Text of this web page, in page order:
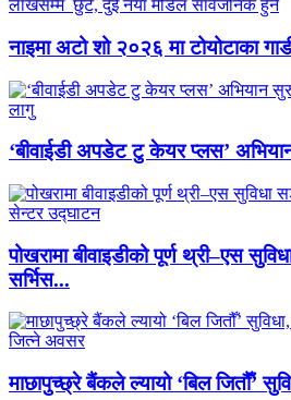
नाइमा अटो शो २०२६ मा टोयोटाका
‘बीवाईडी अपडेट टु केयर प्लस’
पोखरामा बीवाइडीको पूर्ण थ्री–एस
सर्भिस...
माछापुच्छ्रे बैंकले ल्यायो ‘बिल जितौँ’